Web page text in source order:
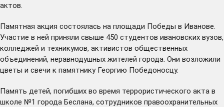
актов.
Памятная акция состоялась на площади Победы в Иванове.
Участие в ней приняли свыше 450 студентов ивановских вузов,
колледжей и техникумов, активистов общественных
объединений, неравнодушных жителей города. Они возложили
цветы и свечи к памятнику Георгию Победоносцу.
Память детей, погибших во время террористического акта в
школе №1 города Беслана, сотрудников правоохранительных